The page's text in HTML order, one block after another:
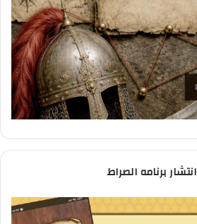
انتشار برنامه الصراط